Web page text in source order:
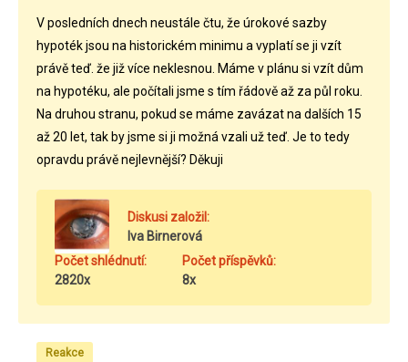
V posledních dnech neustále čtu, že úrokové sazby
hypoték jsou na historickém minimu a vyplatí se ji vzít
právě teď. že již více neklesnou. Máme v plánu si vzít dům
na hypotéku, ale počítali jsme s tím řádově až za půl roku.
Na druhou stranu, pokud se máme zavázat na dalších 15
až 20 let, tak by jsme si ji možná vzali už teď. Je to tedy
opravdu právě nejlevnější? Děkuji
Diskusi založil:
Iva Birnerová
Počet shlédnutí:
2820x
Počet příspěvků:
8x
Reakce